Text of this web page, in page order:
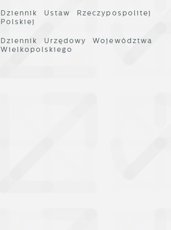
Dziennik Ustaw Rzeczypospolitej
Polskiej
Dziennik Urzędowy Województwa
Wielkopolskiego
Promocyjne pliki cookies służą
naszych komunikatów na
upodobań oraz Twoich
witryny internetowej. Treści
na stronach podmiotów trzecich
partnerami oraz innych
postaci wiadomości, ofert,